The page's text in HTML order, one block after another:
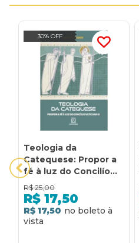
30% OFF
Teologia da
Catequese: Propor a
fé à luz do Concilío
Vaticano II
R$ 25,00
R$ 17,50
R$ 17,50